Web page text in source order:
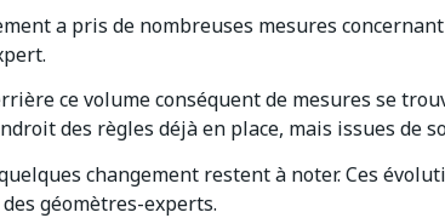
a pris de nombreuses mesures
ce volume conséquent de mesures se
des règles déjà en place, mais issues de
changement restent à noter. Ces
géomètres-experts.